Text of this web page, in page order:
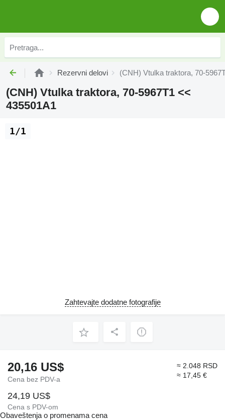
Rezervni delovi (CNH) Vtulka traktora, 70-
(CNH) Vtulka traktora, 70-5967T1 <<
435501A1
1/1
Zahtevajte dodatne fotografije
20,16 US$
Cena bez PDV-a
≈ 2.048 RSD
≈ 17,45 €
24,19 US$
Cena s PDV-om
Obaveštenja o promenama cena